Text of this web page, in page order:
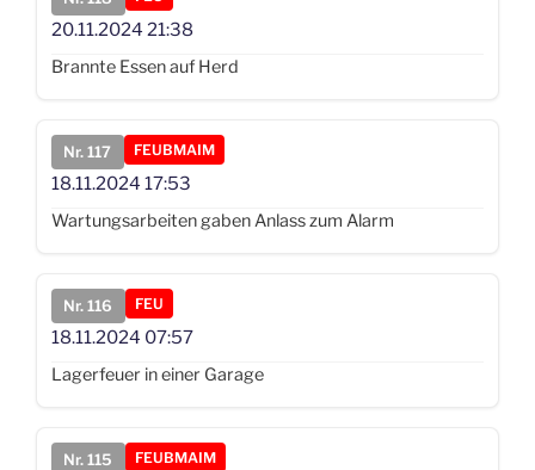
20.11.2024 21:38
Brannte Essen auf Herd
Nr. 117 FEUBMAIM
18.11.2024 17:53
Wartungsarbeiten gaben Anlass zum Alarm
Nr. 116 FEU
18.11.2024 07:57
Lagerfeuer in einer Garage
Nr. 115 FEUBMAIM